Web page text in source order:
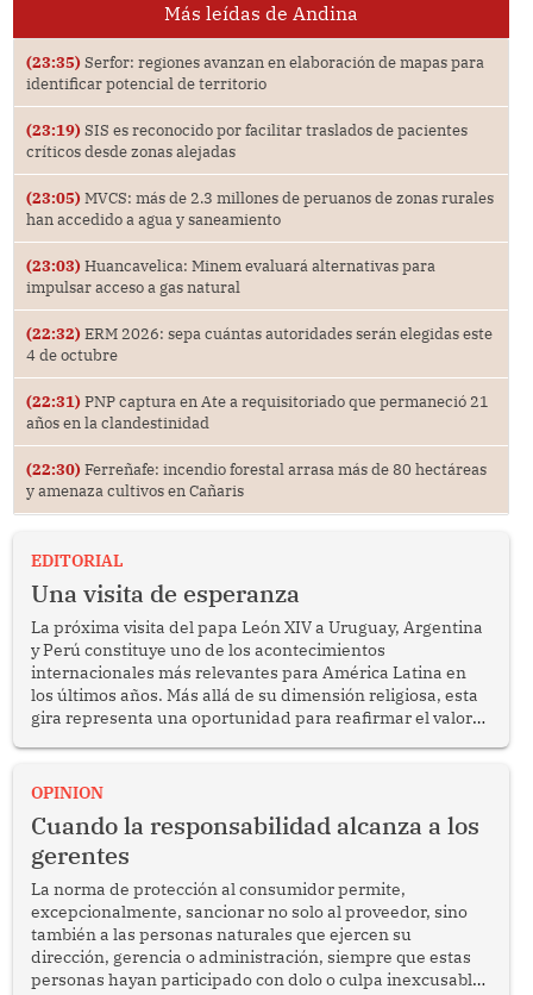
Más leídas de Andina
(23:35) Serfor: regiones avanzan en elaboración de mapas para
identificar potencial de territorio
(23:19) SIS es reconocido por facilitar traslados de pacientes
críticos desde zonas alejadas
(23:05) MVCS: más de 2.3 millones de peruanos de zonas rurales
han accedido a agua y saneamiento
(23:03) Huancavelica: Minem evaluará alternativas para
impulsar acceso a gas natural
(22:32) ERM 2026: sepa cuántas autoridades serán elegidas este
4 de octubre
(22:31) PNP captura en Ate a requisitoriado que permaneció 21
años en la clandestinidad
(22:30) Ferreñafe: incendio forestal arrasa más de 80 hectáreas
y amenaza cultivos en Cañaris
EDITORIAL
Una visita de esperanza
La próxima visita del papa León XIV a Uruguay, Argentina
y Perú constituye uno de los acontecimientos
internacionales más relevantes para América Latina en
los últimos años. Más allá de su dimensión religiosa, esta
gira representa una oportunidad para reafirmar el valor
enfrenta desafíos en materia de desarrollo, cohesión
OPINION
Cuando la responsabilidad alcanza a los
gerentes
La norma de protección al consumidor permite,
excepcionalmente, sancionar no solo al proveedor, sino
también a las personas naturales que ejercen su
dirección, gerencia o administración, siempre que estas
personas hayan participado con dolo o culpa inexcusable